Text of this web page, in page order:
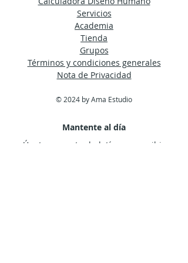
Servicios
Academia
Tienda
Grupos
Términos y condiciones generales
Nota de Privacidad
© 2024 by Ama Estudio
Mantente al día
Únete a nuestro boletín para recibir